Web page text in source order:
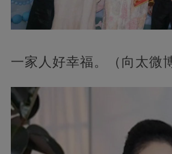
一家人好幸福。（向太微